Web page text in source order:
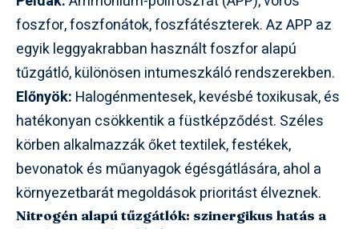
foszfor, foszfonátok, foszfátészterek. Az APP az
egyik leggyakrabban használt foszfor alapú
tűzgátló, különösen intumeszkáló rendszerekben.
Előnyök: Halogénmentesek, kevésbé toxikusak, és
hatékonyan csökkentik a füstképződést. Széles
körben alkalmazzák őket textilek, festékek,
bevonatok és műanyagok égésgátlására, ahol a
környezetbarát megoldások prioritást élveznek.
Nitrogén alapú tűzgátlók: szinergikus hatás a